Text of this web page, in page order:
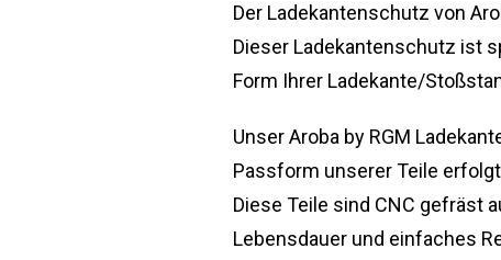
Der Ladekantenschutz von
Dieser Ladekantenschutz ist
Form Ihrer Ladekante/
Unser Aroba by RGM
Passform unserer Teile
Diese Teile sind CNC gefräst
Lebensdauer und einfaches